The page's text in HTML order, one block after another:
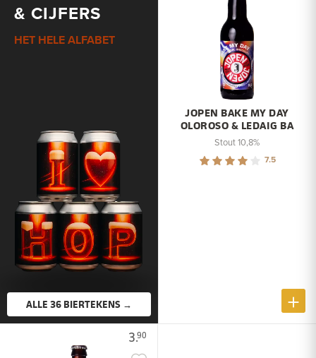
& CIJFERS
HET HELE ALFABET
ALLE 36 BIERTEKENS →
JOPEN BAKE MY DAY
OLOROSO & LEDAIG BA
Stout 10,8%
7.5
3.90